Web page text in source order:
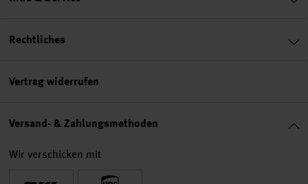
Rechtliches
Vertrag widerrufen
Versand- & Zahlungsmethoden
Wir verschicken mit